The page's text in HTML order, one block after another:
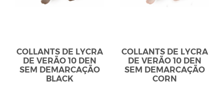
COLLANTS DE LYCRA
DE VERÃO 10 DEN
SEM DEMARCAÇÃO
BLACK
COLLANTS DE LYCRA
DE VERÃO 10 DEN
SEM DEMARCAÇÃO
CORN